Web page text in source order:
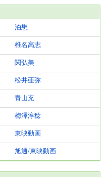
泊懋
椎名高志
関弘美
松井亜弥
青山充
梅澤淳稔
東映動画
旭通/東映動画